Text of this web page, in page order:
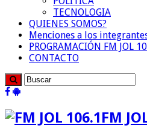
TECNOLOGIA
QUIENES SOMOS?
Menciones a los
PROGRAMACIÓN FM JOL
CONTACTO
FM